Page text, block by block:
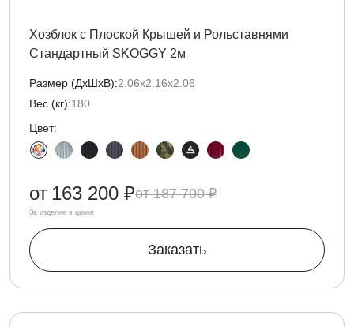
Хозблок с Плоской Крышей и Рольставнями
Стандартный SKOGGY 2м
Размер (ДxШxВ):2.06х2.16х2.06
Вес (кг):180
Цвет:
187 700 ₽
от 163 200 ₽
За изделие в цинке
Заказать